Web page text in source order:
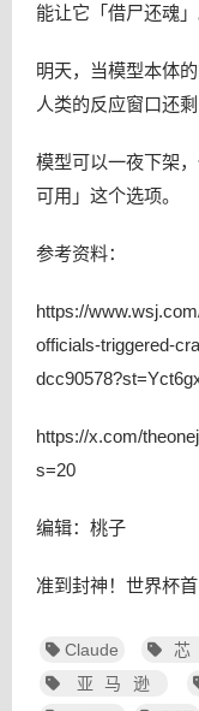
能让它「借尸还魂」
明天，当模型本体
人类的反应窗口还剩
模型可以一夜下架
可用」这个选项。
参考资料：
https://
officials-triggered-
https://x.com/
s=20
编辑：桃子
准到封神！世界杯
Claude 芯
亚马逊